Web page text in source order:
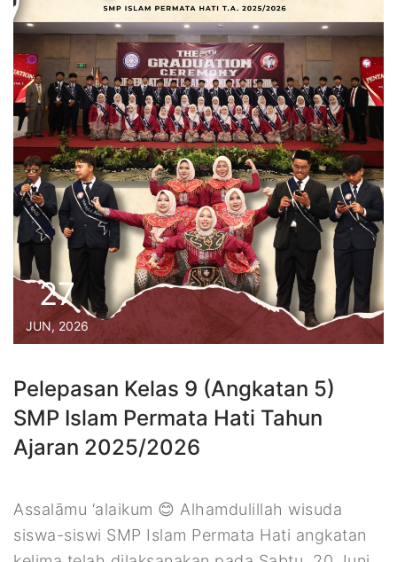
27
JUN, 2026
Pelepasan Kelas 9 (Angkatan 5)
SMP Islam Permata Hati Tahun
Ajaran 2025/2026
Assalāmu ‘alaikum 😊 Alhamdulillah wisuda
siswa-siswi SMP Islam Permata Hati angkatan